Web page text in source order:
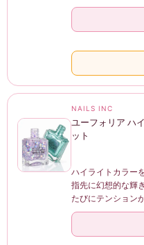
NAILS INC
ユーフォリア ハ
ット
ハイライトカラー
指先に幻想的な輝
たびにテンション